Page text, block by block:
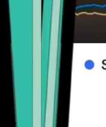
банков